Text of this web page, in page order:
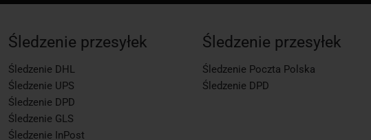
Śledzenie przesyłek
Śledzenie DHL
Śledzenie UPS
Śledzenie DPD
Śledzenie GLS
Śledzenie InPost
Śledzenie przesyłek
Śledzenie Poczta Polska
Śledzenie DPD